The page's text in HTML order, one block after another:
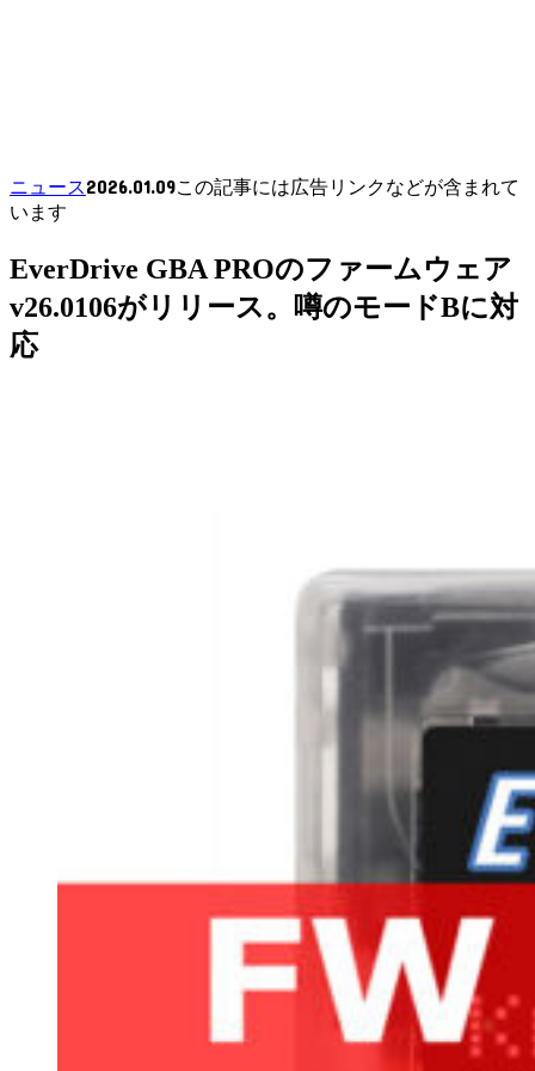
ニュース2026.01.09この記事には広告リンクなどが含まれて
います
EverDrive GBA PROのファームウェア
v26.0106がリリース。噂のモードBに対
応